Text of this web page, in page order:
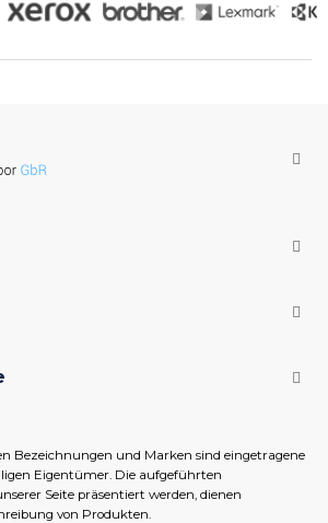
Bezeichnungen und Marken sind eingetragene
Eigentümer. Die aufgeführten
Seite präsentiert werden, dienen
von Produkten.